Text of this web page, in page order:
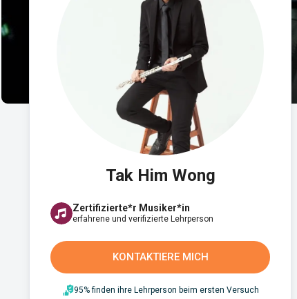
Tak Him Wong
Zertifizierte*r Musiker*in
erfahrene und verifizierte Lehrperson
KONTAKTIERE MICH
95% finden ihre Lehrperson beim ersten Versuch